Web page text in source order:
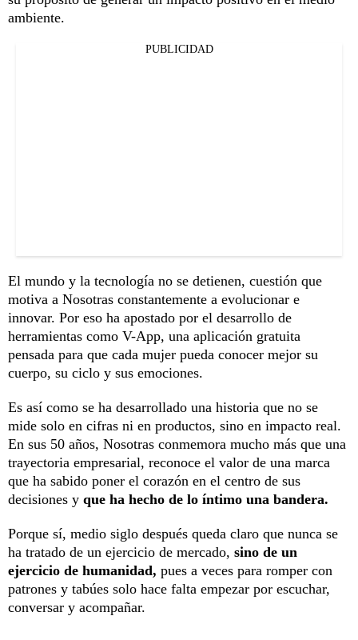
ambiente.
PUBLICIDAD
El mundo y la tecnología no se detienen, cuestión que
motiva a Nosotras constantemente a evolucionar e
innovar. Por eso ha apostado por el desarrollo de
herramientas como V-App, una aplicación gratuita
pensada para que cada mujer pueda conocer mejor su
cuerpo, su ciclo y sus emociones.
Es así como se ha desarrollado una historia que no se
mide solo en cifras ni en productos, sino en impacto real.
En sus 50 años, Nosotras conmemora mucho más que una
trayectoria empresarial, reconoce el valor de una marca
que ha sabido poner el corazón en el centro de sus
decisiones y que ha hecho de lo íntimo una bandera.
Porque sí, medio siglo después queda claro que nunca se
ha tratado de un ejercicio de mercado, sino de un
ejercicio de humanidad, pues a veces para romper con
patrones y tabúes solo hace falta empezar por escuchar,
conversar y acompañar.